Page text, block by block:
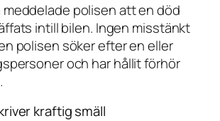
polisen att en död
intill bilen. Ingen misstänkt
polisen söker efter en eller
och har hållit förhör
kraftig smäll